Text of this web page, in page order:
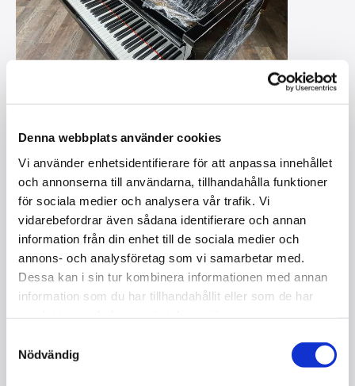
Denna webbplats använder cookies
Vi använder enhetsidentifierare för att anpassa innehållet
och annonserna till användarna, tillhandahålla funktioner
för sociala medier och analysera vår trafik. Vi
vidarebefordrar även sådana identifierare och annan
information från din enhet till de sociala medier och
annons- och analysföretag som vi samarbetar med.
Dessa kan i sin tur kombinera informationen med annan
information som du har tillhandahållit eller som de har
Nödvändig
MALMSJÖ 211 / FLYGEL / NYSKICK